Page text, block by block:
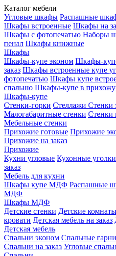
Каталог мебели
Угловые шкафы Распашные
Шкафы встроенные Шкафы на
Шкафы с фотопечатью Наборы
пенал Шкафы книжные
Шкафы
Шкафы-купе эконом Шкафы-
заказ Шкафы встроенные купе
фотопечатью Шкафы купе
спальню Шкафы-купе в
Шкафы-купе
Стенки-горки Стеллажи Стенки
Малогабаритные стенки Стенки
Мебельные стенки
Прихожие готовые Прихожие
Прихожие на заказ
Прихожие
Кухни угловые Кухонные уголки
заказ
Мебель для кухни
Шкафы купе МДФ Распашные
МДФ
Шкафы МДФ
Детские стенки Детские комнаты
кровати Детская мебель на заказ
Детская мебель
Спальни эконом Спальные
Спальни на заказ Угловые